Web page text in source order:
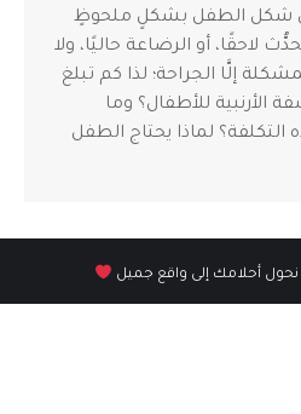
على شكل الطفل بشكلٍ ملحوظٍ
لاحقًا، أو الرضاعة حاليًا، ولا
إلَّا الجراحة؛ لذا كم تبلغ
الأرنبية للأطفال؟ وما
التكلفة؟ لماذا يحتاج الطفل
نحول أحلامك إلى واقع جميل